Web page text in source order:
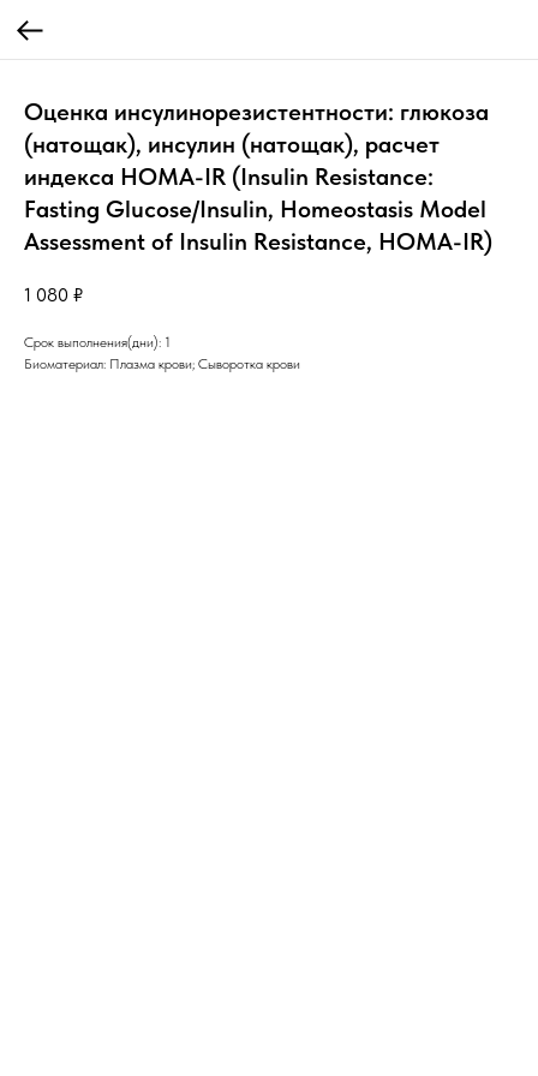
Оценка инсулинорезистентности: глюкоза
(натощак), инсулин (натощак), расчет
индекса HOMA-IR (Insulin Resistance:
Fasting Glucose/Insulin, Homeostasis Model
Assessment of Insulin Resistance, HOMA-IR)
1 080 ₽
Срок выполнения(дни): 1
Биоматериал: Плазма крови; Сыворотка крови